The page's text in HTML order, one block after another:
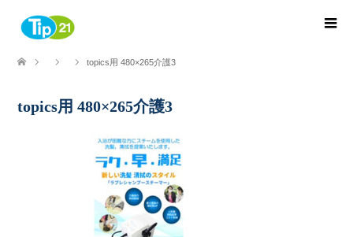
topics用 480×265介護3
topics用 480×265介護3